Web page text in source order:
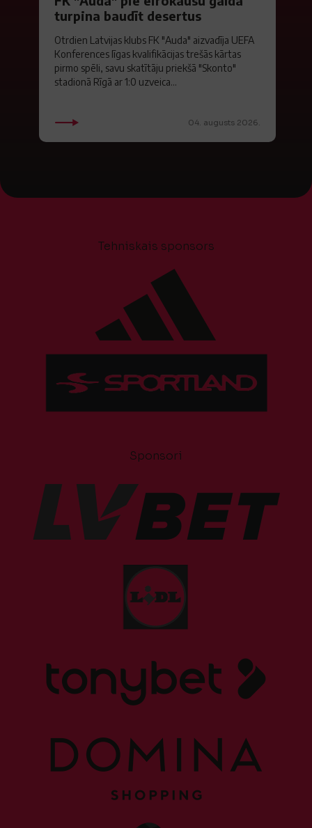
turpina baudīt desertus
Otrdien Latvijas klubs FK "Auda" aizvadīja UEFA
Konferences līgas kvalifikācijas trešās kārtas
pirmo spēli, savu skatītāju priekšā "Skonto"
stadionā Rīgā ar 1:0 uzveica...
04. augusts 2026.
Tehniskais sponsors
Sponsori